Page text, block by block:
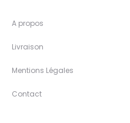
A propos
Livraison
Mentions Légales
Contact